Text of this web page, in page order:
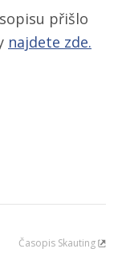
přišlo
najdete zde.
Časopis Skauting